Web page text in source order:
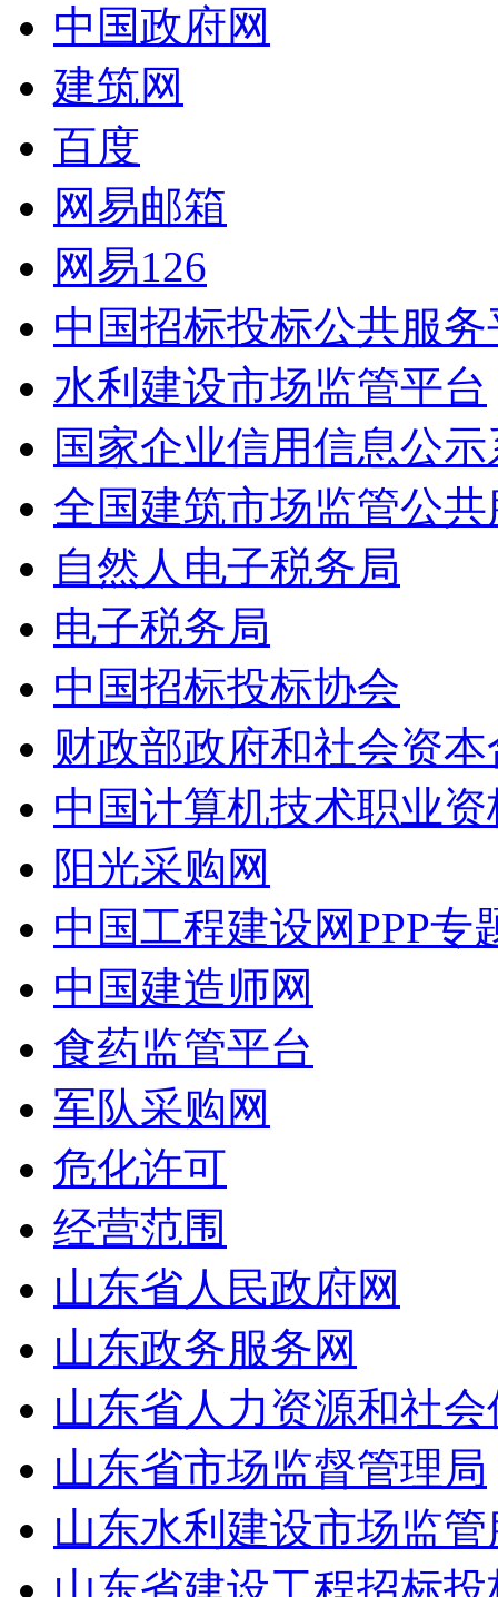
中国政府网
建筑网
百度
网易邮箱
网易126
中国招标投标公共服务
水利建设市场监管平台
国家企业信用信息公
全国建筑市场监管公
自然人电子税务局
电子税务局
中国招标投标协会
财政部政府和社会资
中国计算机技术职业资
阳光采购网
中国工程建设网PPP专
中国建造师网
食药监管平台
军队采购网
危化许可
经营范围
山东省人民政府网
山东政务服务网
山东省人力资源和社
山东省市场监督管理局
山东水利建设市场监